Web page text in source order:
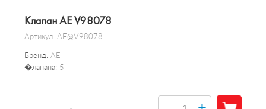
Клапан AE V98078
Артикул: AE@V98078
Бренд: AE
�лапана: 5